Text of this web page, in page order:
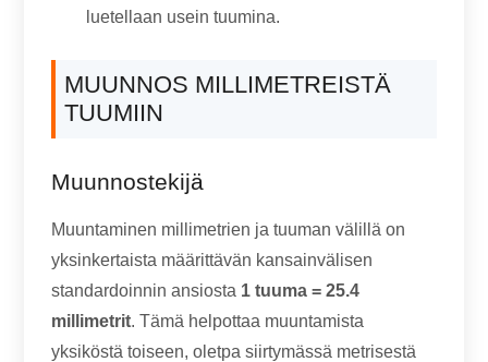
luetellaan usein tuumina.
MUUNNOS MILLIMETREISTÄ
TUUMIIN
Muunnostekijä
Muuntaminen millimetrien ja tuuman välillä on
yksinkertaista määrittävän kansainvälisen
standardoinnin ansiosta 1 tuuma = 25.4
millimetrit. Tämä helpottaa muuntamista
yksiköstä toiseen, oletpa siirtymässä metrisestä